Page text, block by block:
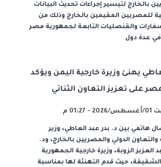
بالخارج لتيسير إجراءات تحديث البيانات
للمصريين المقيمين بالخارج وذلك من
والقنصليات التابعة لجمهورية مصر
في عدة دول
يهنئ وزيرة خارجية اليمن ويؤكد
على تعزيز التعاون الثنائي
- 01:27 م
هاتفي بين د. بدر عبد العاطي، وزير
والتعاون الدولي والمصريين بالخارج، ود.
العزيز الزوبة، وزيرة خارجية الجمهورية
الشقيقة، حيث قدم التهنئة لها بمناسبة